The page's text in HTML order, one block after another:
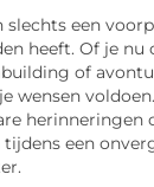
slechts een
heeft. Of je nu
of
wensen
herinneringen
een